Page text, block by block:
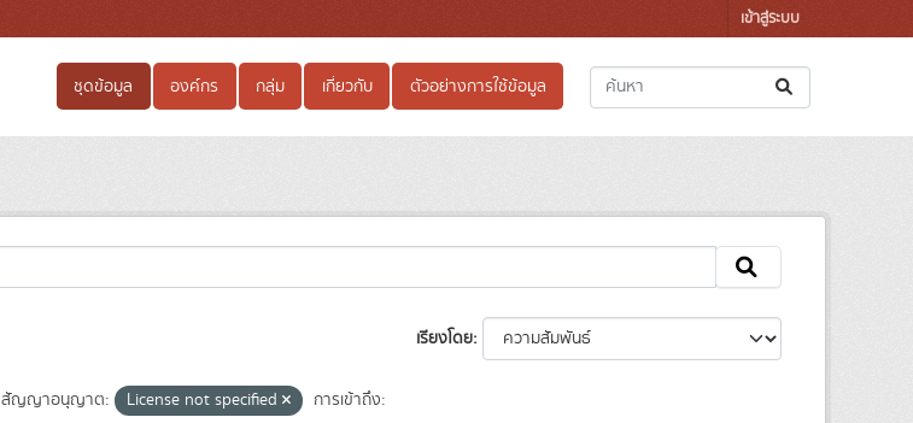
เข้าสู่ระบบ
ชุดข้อมูล องค์กร กลุ่ม เกี่ยวกับ ตัวอย่างการใช้ข้อมูล
เรียงโดย
สัญญาอนุญาต: License not specified
การเข้าถึง: